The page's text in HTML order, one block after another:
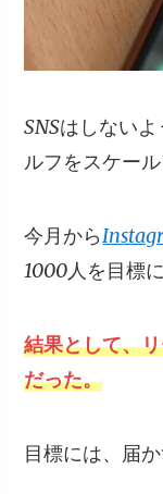
SNSはしない
ルフをスケー
今月から
1000人を目標
結果として、
だった。
目標には、届か